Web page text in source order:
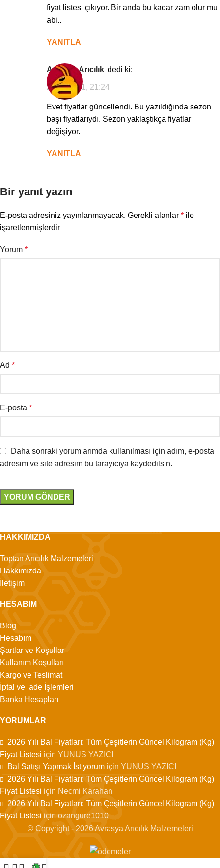
fiyat listesi çıkıyor. Bir anda bu kadar zam olur mu
abi..
YANITLA
Avrasya Arıcılık dedi ki:
29/03/2021, 21:24
Evet fiyatlar güncellendi. Bu yazıldığında sezon
başı fiyatlarıydı. Sezon yaklaştıkça fiyatlar
değişiyor.
YANITLA
Bir yanıt yazın
E-posta adresiniz yayınlanmayacak. Gerekli alanlar * ile
işaretlenmişlerdir
Yorum *
Ad *
E-posta *
Daha sonraki yorumlarımda kullanılması için adım, e-posta
adresim ve site adresim bu tarayıcıya kaydedilsin.
HAKKIMIZDA
Toptan Arıcılık Malzemeleri
Hakkımızda
İletişim
HESABIM
Blog
Hesabım
Şartlar ve Koşullar
Kullanım Koşulları
Kargo ve Teslimat
İptal ve İade İşlemleri
Banka Hesapları
YORUMLAR
2026 Yılı Bal Fiyatları: Tüm Çeşitlerin Güncel Kilogram (Kg)
Fiyat Listesi için YUNUS YAZICI
Bal Satışı Yapmak İstiyorum için YUNUS YAZICI
2026 Yılı Bal Fiyatları: Tüm Çeşitlerin Güncel Kilogram (Kg)
Fiyat Listesi için Necmi Karahan
2026 Yılı Bal Fiyatları: Tüm Çeşitlerin Güncel Kilogram (Kg)
Fiyat Listesi için ozangure1010
© Copyright - 2026 Avrasya Arıcılık Malzemeleri